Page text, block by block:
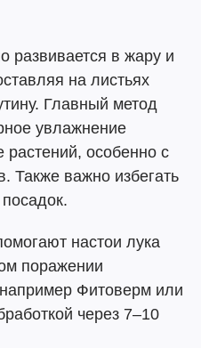
развивается в жару и
на листьях
Главный метод
увлажнение
растений, особенно с
Также важно избегать
настои лука
поражении
Фитоверм или
через 7–10